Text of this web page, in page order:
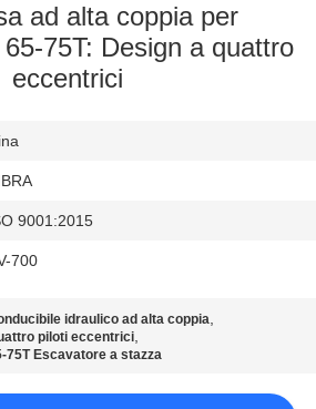
ad alta coppia per
75T: Design a quattro
eccentrici
9001:2015
700
idraulico ad alta coppia,
piloti eccentrici,
75T Escavatore a stazza